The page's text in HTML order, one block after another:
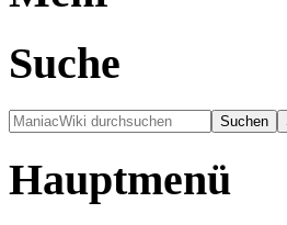
Suche
Hauptmenü